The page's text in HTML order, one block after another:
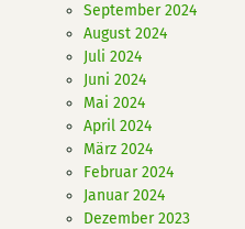
September 2024
August 2024
Juli 2024
Juni 2024
Mai 2024
April 2024
März 2024
Februar 2024
Januar 2024
Dezember 2023